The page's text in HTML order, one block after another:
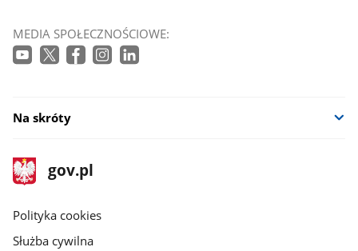
MEDIA SPOŁECZNOŚCIOWE:
Na skróty
stopka
gov.pl
Strona
gov.pl
gov.pl
Polityka cookies
Służba cywilna